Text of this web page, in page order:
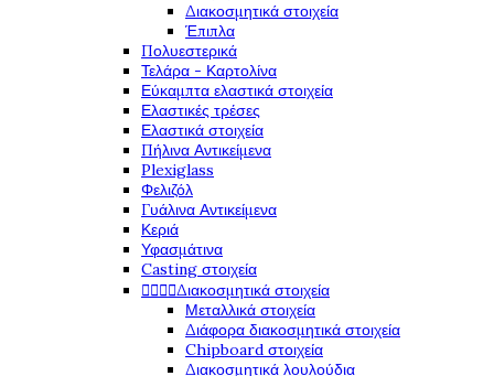
Διακοσμητικά στοιχεία
Έπιπλα
Πολυεστερικά
Τελάρα - Καρτολίνα
Εύκαμπτα ελαστικά στοιχεία
Ελαστικές τρέσες
Ελαστικά στοιχεία
Πήλινα Αντικείμενα
Plexiglass
Φελιζόλ
Γυάλινα Αντικείμενα
Κεριά
Υφασμάτινα
Casting στοιχεία
Διακοσμητικά στοιχεία
Μεταλλικά στοιχεία
Διάφορα διακοσμητικά στοιχεία
Chipboard στοιχεία
Διακοσμητικά λουλούδια